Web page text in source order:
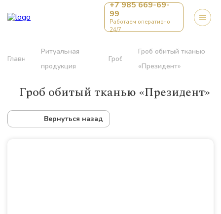
+7 985 669-69-
99
Работаем оперативно
24/7
Главная
Ритуальная
продукция
Гробы
Гроб обитый тканью
«Президент»
Гроб обитый тканью «Президент»
Вернуться назад